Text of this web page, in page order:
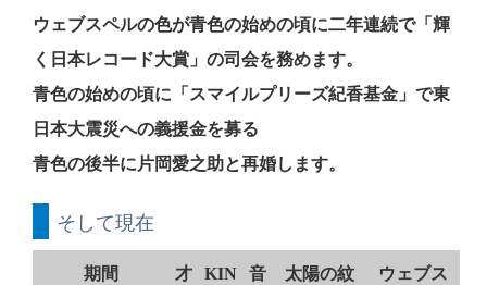
ウェブスペルの色が青色の始めの頃に二年連続で「輝
く日本レコード大賞」の司会を務めます。
青色の始めの頃に「スマイルプリーズ紀香基金」で東
日本大震災への義援金を募る
青色の後半に片岡愛之助と再婚します。
そして現在
期間 才 KIN 音
太陽の紋
ウェブス